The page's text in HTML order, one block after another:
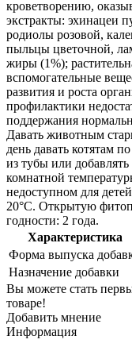
кроветворению,
экстракты: эхинацеи
родиолы розовой,
пыльцы цветочной,
жиры (1%);
вспомогательные
развития и роста
профилактики
поддержания
Давать животным
день давать котятам
из тубы или
комнатной
недоступном для
20°С. Открытую
годности: 2 года.
Характеристика
Форма выпуска
Назначение добавки
Вы можете стать
товаре!
Добавить мнение
Информация